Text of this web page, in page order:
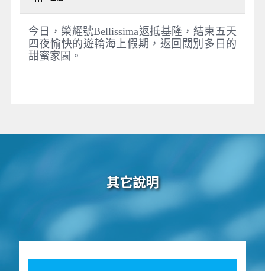
今日，榮耀號Bellissima返抵基隆，結束五天
四夜愉快的遊輪海上假期，返回闊別多日的
甜蜜家園。
其它說明